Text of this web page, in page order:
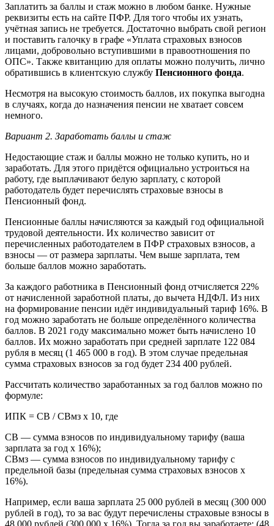
Заплатить за баллы и стаж можно в любом банке. Нужные
реквизиты есть на сайте ПФР. Для того чтобы их узнать,
учётная запись не требуется. Достаточно выбрать свой регион
и поставить галочку в графе «Уплата страховых взносов
лицами, добровольно вступившими в правоотношения по
ОПС». Также квитанцию для оплаты можно получить, лично
обратившись в клиентскую службу Пенсионного фонда.
Несмотря на высокую стоимость баллов, их покупка выгодна
в случаях, когда до назначения пенсии не хватает совсем
немного.
Вариант 2. Заработать баллы и стаж
Недостающие стаж и баллы можно не только купить, но и
заработать. Для этого придётся официально устроиться на
работу, где выплачивают белую зарплату, с которой
работодатель будет перечислять страховые взносы в
Пенсионный фонд.
Пенсионные баллы начисляются за каждый год официальной
трудовой деятельности. Их количество зависит от
перечисленных работодателем в ПФР страховых взносов, а
взносы ― от размера зарплаты. Чем выше зарплата, тем
больше баллов можно заработать.
За каждого работника в Пенсионный фонд отчисляется 22%
от начисленной заработной платы, до вычета НДФЛ. Из них
на формирование пенсии идёт индивидуальный тариф 16%. В
год можно заработать не больше определённого количества
баллов. В 2021 году максимально может быть начислено 10
баллов. Их можно заработать при средней зарплате 122 084
рубля в месяц (1 465 000 в год). В этом случае предельная
сумма страховых взносов за год будет 234 400 рублей.
Рассчитать количество заработанных за год баллов можно по
формуле:
ИПК = СВ / СВмз х 10, где
СВ ― сумма взносов по индивидуальному тарифу (ваша
зарплата за год х 16%);
СВмз ― сумма взносов по индивидуальному тарифу с
предельной базы (предельная сумма страховых взносов х
16%).
Например, если ваша зарплата 25 000 рублей в месяц (300 000
рублей в год), то за вас будут перечислены страховые взносы в
48 000 рублей (300 000 х 16%). Тогда за год вы заработаете: (48